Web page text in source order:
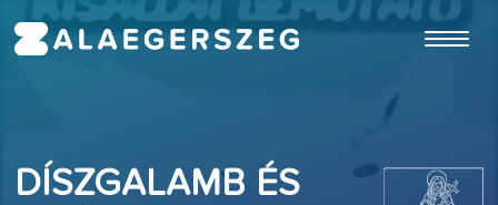
ugrás a fő tartalomhoz
DÍSZGALAMB ÉS